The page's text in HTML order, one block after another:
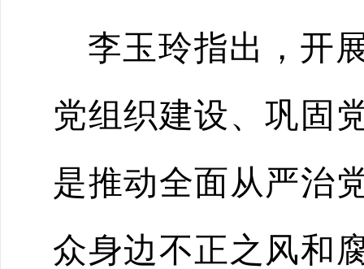
李玉玲指出，开
党组织建设、巩固
是推动全面从严治
众身边不正之风和